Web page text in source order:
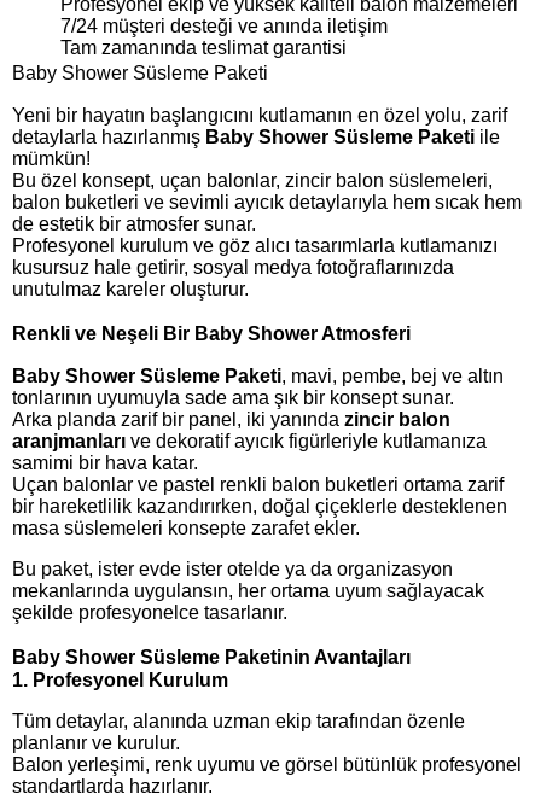
Profesyonel ekip ve yüksek kaliteli balon malzemeleri
7/24 müşteri desteği ve anında iletişim
Tam zamanında teslimat garantisi
Baby Shower Süsleme Paketi
Yeni bir hayatın başlangıcını kutlamanın en özel yolu, zarif
detaylarla hazırlanmış Baby Shower Süsleme Paketi ile
mümkün!
Bu özel konsept, uçan balonlar, zincir balon süslemeleri,
balon buketleri ve sevimli ayıcık detaylarıyla hem sıcak hem
de estetik bir atmosfer sunar.
Profesyonel kurulum ve göz alıcı tasarımlarla kutlamanızı
kusursuz hale getirir, sosyal medya fotoğraflarınızda
unutulmaz kareler oluşturur.
Renkli ve Neşeli Bir Baby Shower Atmosferi
Baby Shower Süsleme Paketi, mavi, pembe, bej ve altın
tonlarının uyumuyla sade ama şık bir konsept sunar.
Arka planda zarif bir panel, iki yanında zincir balon
aranjmanları ve dekoratif ayıcık figürleriyle kutlamanıza
samimi bir hava katar.
Uçan balonlar ve pastel renkli balon buketleri ortama zarif
bir hareketlilik kazandırırken, doğal çiçeklerle desteklenen
masa süslemeleri konsepte zarafet ekler.
Bu paket, ister evde ister otelde ya da organizasyon
mekanlarında uygulansın, her ortama uyum sağlayacak
şekilde profesyonelce tasarlanır.
Baby Shower Süsleme Paketinin Avantajları
1. Profesyonel Kurulum
Tüm detaylar, alanında uzman ekip tarafından özenle
planlanır ve kurulur.
Balon yerleşimi, renk uyumu ve görsel bütünlük profesyonel
standartlarda hazırlanır.